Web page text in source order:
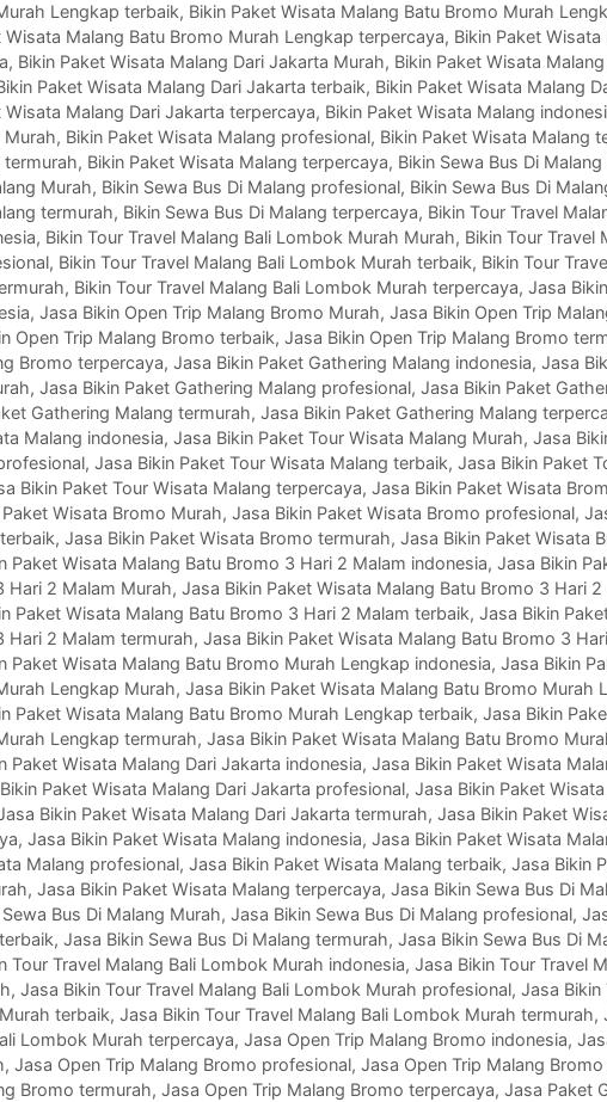
Lengkap terbaik, Bikin Paket Wisata Malang Batu Bromo Murah
Wisata Malang Batu Bromo Murah Lengkap terpercaya, Bikin Paket Wisata
, Bikin Paket Wisata Malang Dari Jakarta Murah, Bikin Paket Wisata
Paket Wisata Malang Dari Jakarta terbaik, Bikin Paket Wisata Malang
Wisata Malang Dari Jakarta terpercaya, Bikin Paket Wisata Malang
Murah, Bikin Paket Wisata Malang profesional, Bikin Paket Wisata Malang
termurah, Bikin Paket Wisata Malang terpercaya, Bikin Sewa Bus Di
Murah, Bikin Sewa Bus Di Malang profesional, Bikin Sewa Bus Di
termurah, Bikin Sewa Bus Di Malang terpercaya, Bikin Tour Travel
, Bikin Tour Travel Malang Bali Lombok Murah Murah, Bikin Tour Travel
, Bikin Tour Travel Malang Bali Lombok Murah terbaik, Bikin Tour
, Bikin Tour Travel Malang Bali Lombok Murah terpercaya, Jasa
, Jasa Bikin Open Trip Malang Bromo Murah, Jasa Bikin Open Trip
Open Trip Malang Bromo terbaik, Jasa Bikin Open Trip Malang Bromo
Bromo terpercaya, Jasa Bikin Paket Gathering Malang indonesia, Jasa
, Jasa Bikin Paket Gathering Malang profesional, Jasa Bikin Paket
Gathering Malang termurah, Jasa Bikin Paket Gathering Malang
Malang indonesia, Jasa Bikin Paket Tour Wisata Malang Murah, Jasa
, Jasa Bikin Paket Tour Wisata Malang terbaik, Jasa Bikin Paket
Bikin Paket Tour Wisata Malang terpercaya, Jasa Bikin Paket Wisata
Wisata Bromo Murah, Jasa Bikin Paket Wisata Bromo profesional,
, Jasa Bikin Paket Wisata Bromo termurah, Jasa Bikin Paket Wisata
Paket Wisata Malang Batu Bromo 3 Hari 2 Malam indonesia, Jasa Bikin
Hari 2 Malam Murah, Jasa Bikin Paket Wisata Malang Batu Bromo 3 Hari 2
Paket Wisata Malang Batu Bromo 3 Hari 2 Malam terbaik, Jasa Bikin
Hari 2 Malam termurah, Jasa Bikin Paket Wisata Malang Batu Bromo 3
Paket Wisata Malang Batu Bromo Murah Lengkap indonesia, Jasa Bikin
Lengkap Murah, Jasa Bikin Paket Wisata Malang Batu Bromo Murah
Paket Wisata Malang Batu Bromo Murah Lengkap terbaik, Jasa Bikin
Lengkap termurah, Jasa Bikin Paket Wisata Malang Batu Bromo
Paket Wisata Malang Dari Jakarta indonesia, Jasa Bikin Paket Wisata
Paket Wisata Malang Dari Jakarta profesional, Jasa Bikin Paket
Bikin Paket Wisata Malang Dari Jakarta termurah, Jasa Bikin Paket
, Jasa Bikin Paket Wisata Malang indonesia, Jasa Bikin Paket Wisata
Malang profesional, Jasa Bikin Paket Wisata Malang terbaik, Jasa Bikin
, Jasa Bikin Paket Wisata Malang terpercaya, Jasa Bikin Sewa Bus Di
Bus Di Malang Murah, Jasa Bikin Sewa Bus Di Malang profesional,
, Jasa Bikin Sewa Bus Di Malang termurah, Jasa Bikin Sewa Bus Di
Tour Travel Malang Bali Lombok Murah indonesia, Jasa Bikin Tour Travel
, Jasa Bikin Tour Travel Malang Bali Lombok Murah profesional, Jasa Bikin
terbaik, Jasa Bikin Tour Travel Malang Bali Lombok Murah termurah,
Lombok Murah terpercaya, Jasa Open Trip Malang Bromo indonesia,
, Jasa Open Trip Malang Bromo profesional, Jasa Open Trip Malang
Bromo termurah, Jasa Open Trip Malang Bromo terpercaya, Jasa Paket